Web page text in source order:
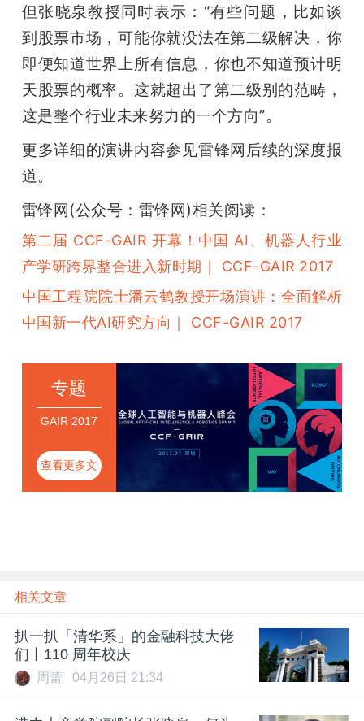
但张晓泉教授同时表示：“有些问题，比如谈
到股票市场，可能你就没法在第二级解决，你
即便知道世界上所有信息，你也不知道预计明
天股票的概率。这就超出了第二级别的范畴，
这是整个行业未来努力的一个方向”。
更多详细的演讲内容参见雷锋网后续的深度报
道。
雷锋网(公众号：雷锋网)相关阅读：
第二届 CCF-GAIR 开幕！中国 AI、机器人行业
产学研跨界整合进入新时期｜ CCF-GAIR 2017
中国工程院院士潘云鹤教授开场演讲：全面解析
中国新一代AI研究方向｜ CCF-GAIR 2017
专题
GAIR 2017
查看更多文
章
相关文章
扒一扒「清华系」的金融科技大佬
们丨110 周年校庆
周蕾 04月26日 21:34